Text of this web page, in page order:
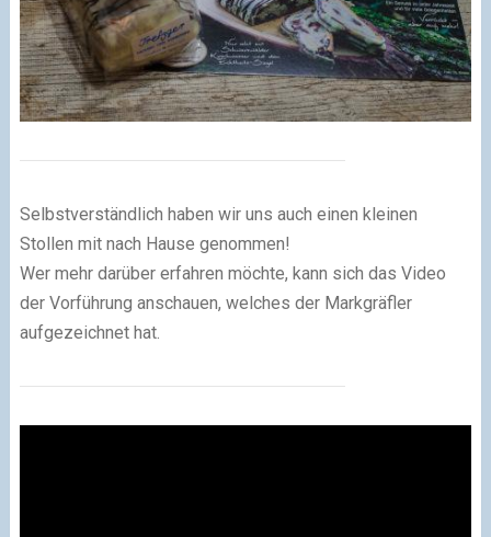
Selbstverständlich haben wir uns auch einen kleinen
Stollen mit nach Hause genommen!
Wer mehr darüber erfahren möchte, kann sich das Video
der Vorführung anschauen, welches der Markgräfler
aufgezeichnet hat.